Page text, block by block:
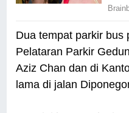
Dua tempat parkir bus
Pelataran Parkir
Aziz Chan dan di
lama di jalan